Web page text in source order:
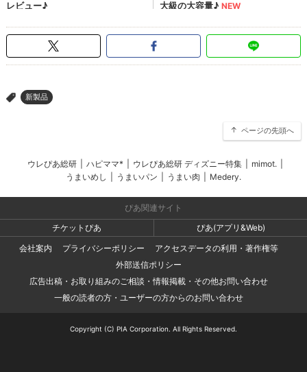
> 新製品
ページの先頭へ
ウレぴあ総研 ハピママ* ウレぴあ総研 ディズニー特集 mimot.
うまいめし
うまいパン うまい肉 Medery.
ぴあ関連サイト
チケットぴあ
ぴあ(アプリ&Web)
会社案内
プライバシーポリシー
アクセスデータの利用・著作権等
外部送信ポリシー
広告出稿・お取り組みのご相談・情報掲載・その他お問い合わせ
一般の読者の方・ユーザーの方からのお問い合わせ
Copyright (C) PIA Corporation. All Rights Reserved.